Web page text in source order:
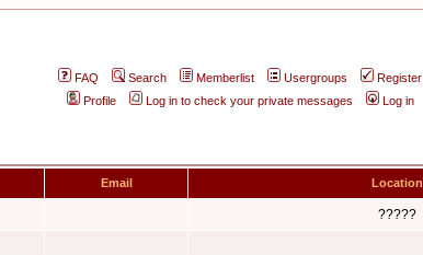
FAQ Search Memberlist Usergroups
Register
Profile
Log in to check your private messages Log in
Email Location
?????